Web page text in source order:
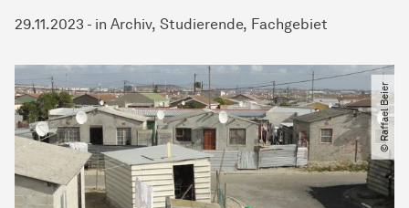
29.11.2023 - in Archiv Studierende Fachgebiet
© Raffael Beier